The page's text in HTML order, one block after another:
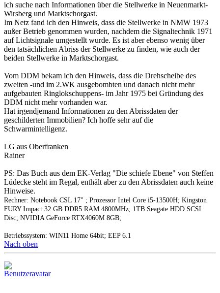
ich suche nach Informationen über die Stellwerke in Neuenmarkt-
Wirsberg und Marktschorgast.
Im Netz fand ich den Hinweis, dass die Stellwerke in NMW 1973
außer Betrieb genommen wurden, nachdem die Signaltechnik 1971
auf Lichtsignale umgestellt wurde. Es ist aber ebenso wenig über
den tatsächlichen Abriss der Stellwerke zu finden, wie auch der
beiden Stellwerke in Marktschorgast.
Vom DDM bekam ich den Hinweis, dass die Drehscheibe des
zweiten -und im 2.WK ausgebombten und danach nicht mehr
aufgebauten Ringlokschuppens- im Jahr 1975 bei Gründung des
DDM nicht mehr vorhanden war.
Hat irgendjemand Informationen zu den Abrissdaten der
geschilderten Immobilien? Ich hoffe sehr auf die
Schwarmintelligenz.
LG aus Oberfranken
Rainer
PS: Das Buch aus dem EK-Verlag "Die schiefe Ebene" von Steffen
Lüdecke steht im Regal, enthält aber zu den Abrissdaten auch keine
Hinweise.
Rechner: Notebook CSL 17" ; Prozessor Intel Core i5-13500H; Kingston
FURY Impact 32 GB DDR5 RAM 4800MHz; 1TB Seagate HDD SCSI
Disc; NVIDIA GeForce RTX4060M 8GB;
Betriebssystem: WIN11 Home 64bit; EEP 6.1
Nach oben